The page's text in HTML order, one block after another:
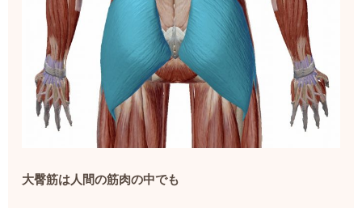
大臀筋は人間の筋肉の中でも